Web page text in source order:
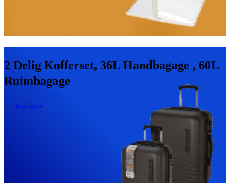
2 Delig Kofferset, 36L Handbagage , 60L
Ruimbagage
bekijk meer